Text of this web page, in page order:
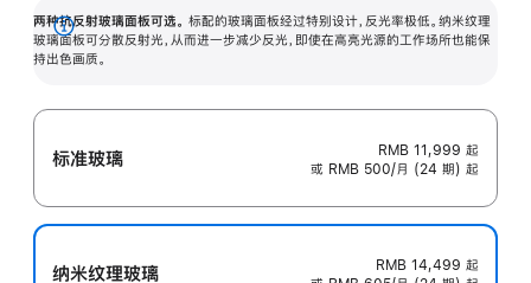
两种抗反射玻璃面板可选。 标配的玻璃面板经过特别设计，反光率极低。纳米纹理
玻璃面板可分散反射光，从而进一步减少反光，即使在高亮光源的工作场所也能保
持出色画质。
展
开
标准玻璃 RMB 11,999 起
或 RMB 500/月 (24 期) 起
纳米纹理玻璃 RMB 14,499 起